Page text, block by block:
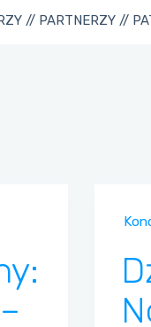
// PARTNERZY //